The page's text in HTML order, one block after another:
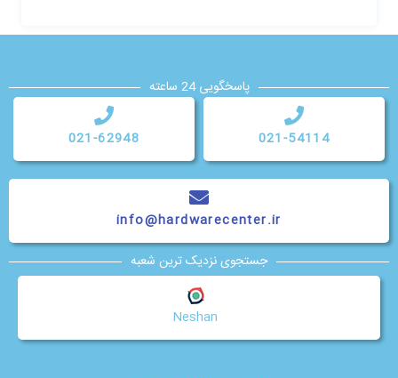
پاسخگویی 24 ساعته
021-54114
021-62948
info@hardwarecenter.ir
جستجوی نزدیک ترین شعبه
Neshan